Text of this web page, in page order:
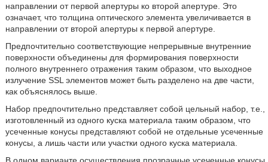
направлении от первой апертуры ко второй апертуре. Это
означает, что толщина оптического элемента увеличивается в
направлении от второй апертуры к первой апертуре.
Предпочтительно соответствующие непрерывные внутренние
поверхности объединены для формирования поверхности
полного внутреннего отражения таким образом, что выходное
излучение SSL элементов может быть разделено на две части,
как объяснялось выше.
Набор предпочтительно представляет собой цельный набор, т.е.,
изготовленный из одного куска материала таким образом, что
усеченные конусы представляют собой не отдельные усеченные
конусы, а лишь части или участки одного куска материала.